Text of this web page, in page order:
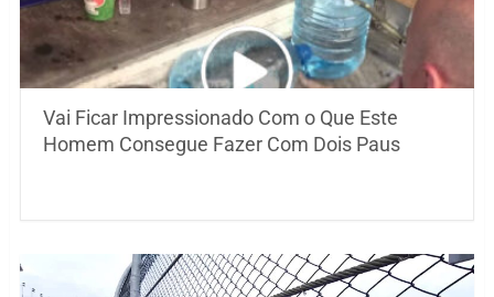
Vai Ficar Impressionado Com o Que Este
Homem Consegue Fazer Com Dois Paus